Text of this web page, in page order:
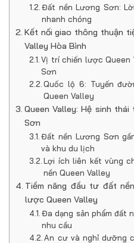
Đất nền Lương Sơn:
nhanh chóng
Kết nối giao thông thuận
Valley Hòa Bình
Vị trí chiến lược Queen
Sơn
Quốc lộ 6: Tuyến
Queen Valley
Queen Valley: Hệ sinh
Sơn
Đất nền Lương Sơn
và khu du lịch
Lợi ích liên kết vùng
nền Queen Valley
Tiềm năng đầu tư đất
lược Queen Valley
Đa dạng sản phẩm đất
nhu cầu
An cư và nghỉ dưỡng